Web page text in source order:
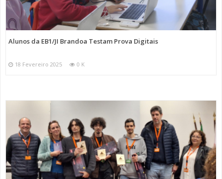
Alunos da EB1/JI Brandoa Testam Prova Digitais
18 Fevereiro 2025 0 K